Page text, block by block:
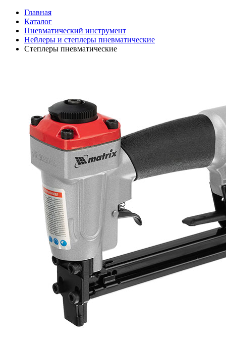
Главная
Каталог
Пневматический инструмент
Нейлеры и степлеры пневматические
Степлеры пневматические